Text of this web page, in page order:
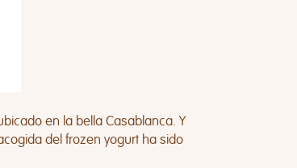
en la bella Casablanca. Y
del frozen yogurt ha sido